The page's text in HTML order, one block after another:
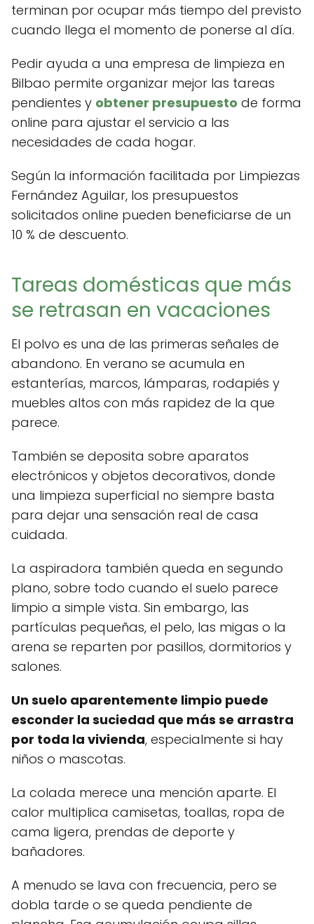
terminan por ocupar más tiempo del previsto
cuando llega el momento de ponerse al día.
Pedir ayuda a una empresa de limpieza en
Bilbao permite organizar mejor las tareas
pendientes y obtener presupuesto de forma
online para ajustar el servicio a las
necesidades de cada hogar.
Según la información facilitada por Limpiezas
Fernández Aguilar, los presupuestos
solicitados online pueden beneficiarse de un
10 % de descuento.
Tareas domésticas que más
se retrasan en vacaciones
El polvo es una de las primeras señales de
abandono. En verano se acumula en
estanterías, marcos, lámparas, rodapiés y
muebles altos con más rapidez de la que
parece.
También se deposita sobre aparatos
electrónicos y objetos decorativos, donde
una limpieza superficial no siempre basta
para dejar una sensación real de casa
cuidada.
La aspiradora también queda en segundo
plano, sobre todo cuando el suelo parece
limpio a simple vista. Sin embargo, las
partículas pequeñas, el pelo, las migas o la
arena se reparten por pasillos, dormitorios y
salones.
Un suelo aparentemente limpio puede
esconder la suciedad que más se arrastra
por toda la vivienda, especialmente si hay
niños o mascotas.
La colada merece una mención aparte. El
calor multiplica camisetas, toallas, ropa de
cama ligera, prendas de deporte y
bañadores.
A menudo se lava con frecuencia, pero se
dobla tarde o se queda pendiente de